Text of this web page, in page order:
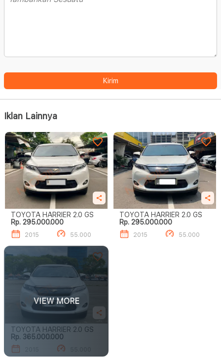
Kirim
Iklan Lainnya
TOYOTA HARRIER 2.0 GS
Rp. 295.000.000
2015 55.000
TOYOTA HARRIER 2.0 GS
Rp. 295.000.000
2015 55.000
TOYOTA HARRIER 2.0 GS
Rp. 365.000.000
VIEW MORE